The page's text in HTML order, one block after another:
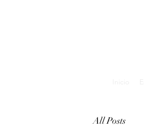
All Posts